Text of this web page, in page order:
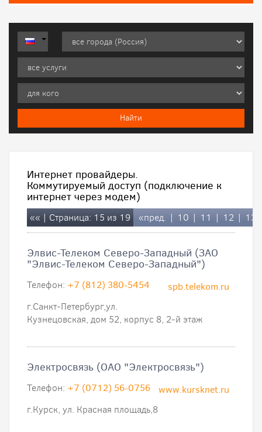
Интернет провайдеры.
Коммутируемый доступ (подключение к
интернет через модем)
«« | Страница: 15 из 19 «пред. | 10 | 11 | 12 | 13
Элвис-Телеком Северо-Западный (ЗАО
"Элвис-Телеком Северо-Западный")
spb.telekom.ru
Телефон: +7 (812) 380-5454
г.Санкт-Петербург,ул.
Кузнецовская, дом 52, корпус 8, 2-й этаж
Электросвязь (ОАО "Электросвязь")
www.kursknet.ru
Телефон: +7 (0712) 56-0756
г.Курск, ул. Красная площадь,8